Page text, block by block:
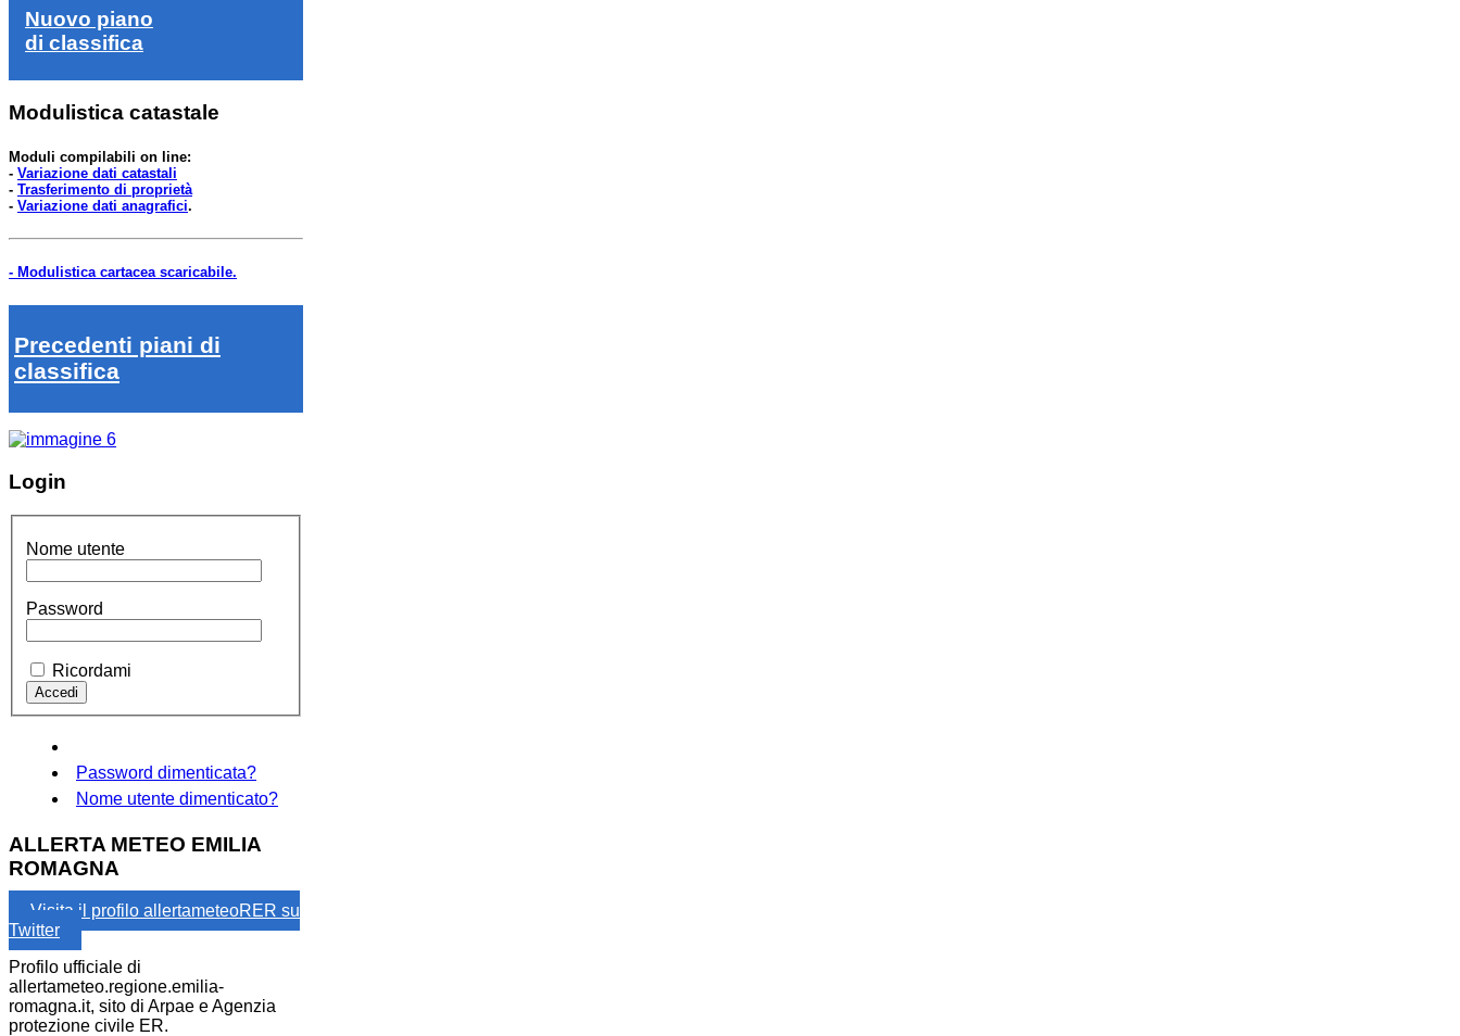
Nuovo piano
di classifica
Modulistica catastale
Moduli compilabili on line:
- Variazione dati catastali
- Trasferimento di proprietà
- Variazione dati anagrafici.
- Modulistica cartacea scaricabile.
Precedenti piani di
classifica
Login
Nome utente
Password
Ricordami
Password dimenticata?
Nome utente dimenticato?
ALLERTA METEO EMILIA
ROMAGNA
Visita il profilo allertameteoRER su
Twitter
Profilo ufficiale di
allertameteo.regione.emilia-
romagna.it, sito di Arpae e Agenzia
protezione civile ER.